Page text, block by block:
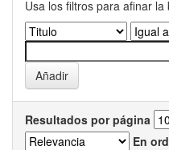
Usa los filtros para afinar la
Resultados por página
En